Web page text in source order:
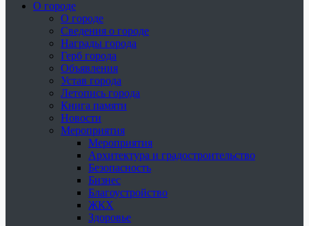
О городе
О городе
Сведения о городе
Награды города
Герб города
Объявления
Устав города
Летопись города
Книга памяти
Новости
Мероприятия
Мероприятия
Архитектура и градостроительство
Безопасность
Бизнес
Благоустройство
ЖКХ
Здоровье